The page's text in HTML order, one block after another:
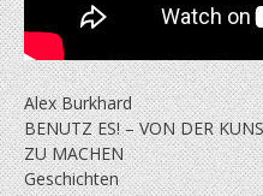
Alex Burkhard
BENUTZ ES! – VON DER
ZU MACHEN
Geschichten